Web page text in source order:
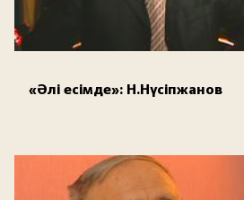
«Әлі есімде»: Н.Нүсіпжанов